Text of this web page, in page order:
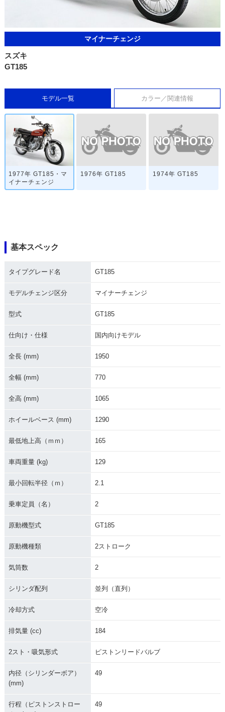
マイナーチェンジ
スズキ
GT185
モデル一覧 カラー／関連情報
1977年 GT185・マ
イナーチェンジ
1976年 GT185 1974年 GT185
基本スペック
タイプグレード名 GT185
モデルチェンジ区分 マイナーチェンジ
型式 GT185
仕向け・仕様 国内向けモデル
全長 (mm) 1950
全幅 (mm) 770
全高 (mm) 1065
ホイールベース (mm) 1290
最低地上高（ｍｍ） 165
車両重量 (kg) 129
最小回転半径（ｍ） 2.1
乗車定員（名） 2
原動機型式 GT185
原動機種類 2ストローク
気筒数 2
シリンダ配列 並列（直列）
冷却方式 空冷
排気量 (cc) 184
2スト・吸気形式 ピストンリードバルブ
内径（シリンダーボア）
(mm)
49
行程（ピストンストロー
49